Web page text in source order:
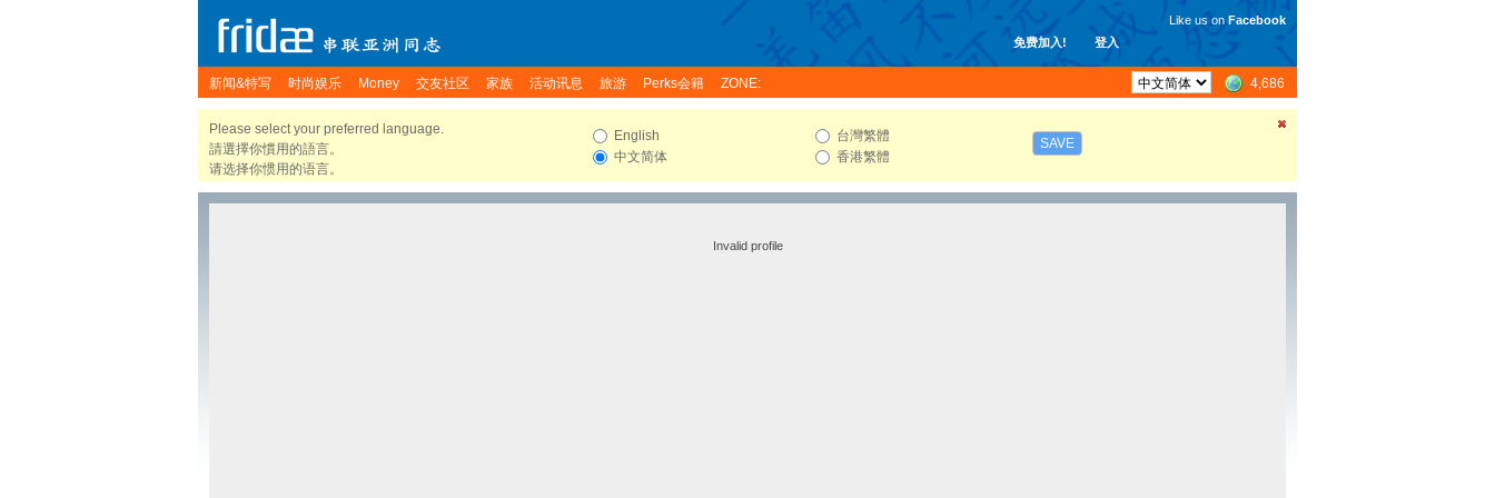
免费加入! 登入
Like us on Facebook
新闻&特写 时尚娱乐 Money 交友社区 家族 活动讯息 旅游 Perks会籍 ZONE: 4,686
Please select your preferred language.
請選擇你慣用的語言。
请选择你惯用的语言。
English
中文简体
台灣繁體
香港繁體
SAVE
Invalid profile